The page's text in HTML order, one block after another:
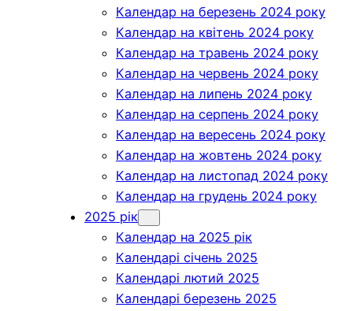
Календар на березень 2024 року
Календар на квітень 2024 року
Календар на травень 2024 року
Календар на червень 2024 року
Календар на липень 2024 року
Календар на серпень 2024 року
Календар на вересень 2024 року
Календар на жовтень 2024 року
Календар на листопад 2024 року
Календар на грудень 2024 року
2025 рік
Календар на 2025 рік
Календарі січень 2025
Календарі лютий 2025
Календарі березень 2025